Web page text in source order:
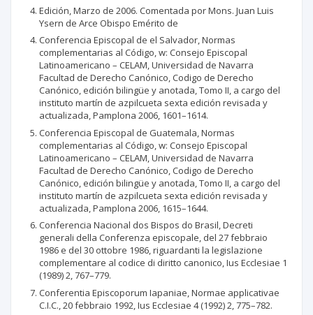
Edición, Marzo de 2006. Comentada por Mons. Juan Luis
Ysern de Arce Obispo Emérito de
Conferencia Episcopal de el Salvador, Normas
complementarias al Código, w: Consejo Episcopal
Latinoamericano – CELAM, Universidad de Navarra
Facultad de Derecho Canónico, Codigo de Derecho
Canónico, edición bilingüe y anotada, Tomo II, a cargo del
instituto martín de azpilcueta sexta edición revisada y
actualizada, Pamplona 2006, 1601–1614.
Conferencia Episcopal de Guatemala, Normas
complementarias al Código, w: Consejo Episcopal
Latinoamericano – CELAM, Universidad de Navarra
Facultad de Derecho Canónico, Codigo de Derecho
Canónico, edición bilingüe y anotada, Tomo II, a cargo del
instituto martín de azpilcueta sexta edición revisada y
actualizada, Pamplona 2006, 1615–1644.
Conferencia Nacional dos Bispos do Brasil, Decreti
generali della Conferenza episcopale, del 27 febbraio
1986 e del 30 ottobre 1986, riguardanti la legislazione
complementare al codice di diritto canonico, Ius Ecclesiae 1
(1989) 2, 767–779.
Conferentia Episcoporum Iapaniae, Normae applicativae
C.I.C., 20 febbraio 1992, Ius Ecclesiae 4 (1992) 2, 775–782.